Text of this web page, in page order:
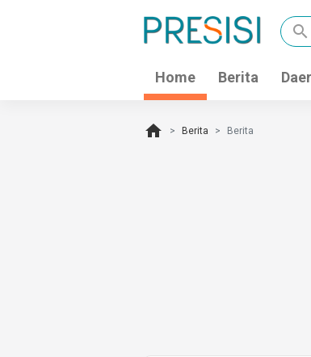
search
Home Berita
home Berita Berita